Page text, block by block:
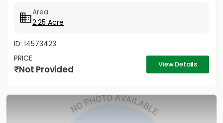
Area
2.25 Acre
ID: 14573423
PRICE
Not Provided View Details